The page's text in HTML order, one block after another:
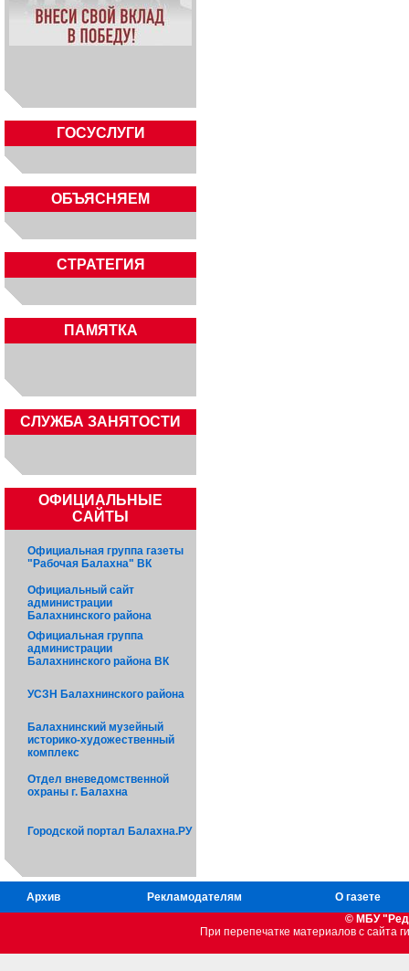
ГОСУСЛУГИ
ОБЪЯСНЯЕМ
СТРАТЕГИЯ
ПАМЯТКА
CЛУЖБА ЗАНЯТОСТИ
ОФИЦИАЛЬНЫЕ
САЙТЫ
Официальная группа газеты
"Рабочая Балахна" ВК
Официальный сайт
администрации
Балахнинского района
Официальная группа
администрации
Балахнинского района ВК
УСЗН Балахнинского района
Балахнинский музейный
историко-художественный
комплекс
Отдел вневедомственной
охраны г. Балахна
Городской портал Балахна.РУ
Архив Рекламодателям
О газете
© МБУ
При перепечатке материалов c сайта